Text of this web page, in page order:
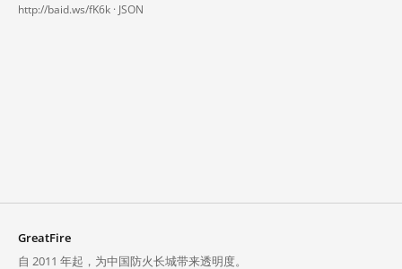
http://baid.ws/fK6k · JSON
GreatFire
自 2011 年起，为中国防火长城带来透明度。